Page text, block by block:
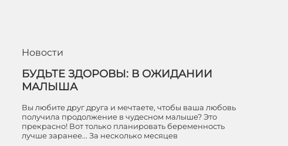
Новости
БУДЬТЕ ЗДОРОВЫ: В ОЖИДАНИИ
МАЛЫША
Вы любите друг друга и мечтаете, чтобы ваша любовь
получила продолжение в чудесном малыше? Это
прекрасно! Вот только планировать беременность
лучше заранее... За несколько месяцев